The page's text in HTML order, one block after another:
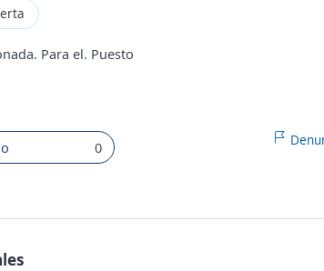
Para el. Puesto
0